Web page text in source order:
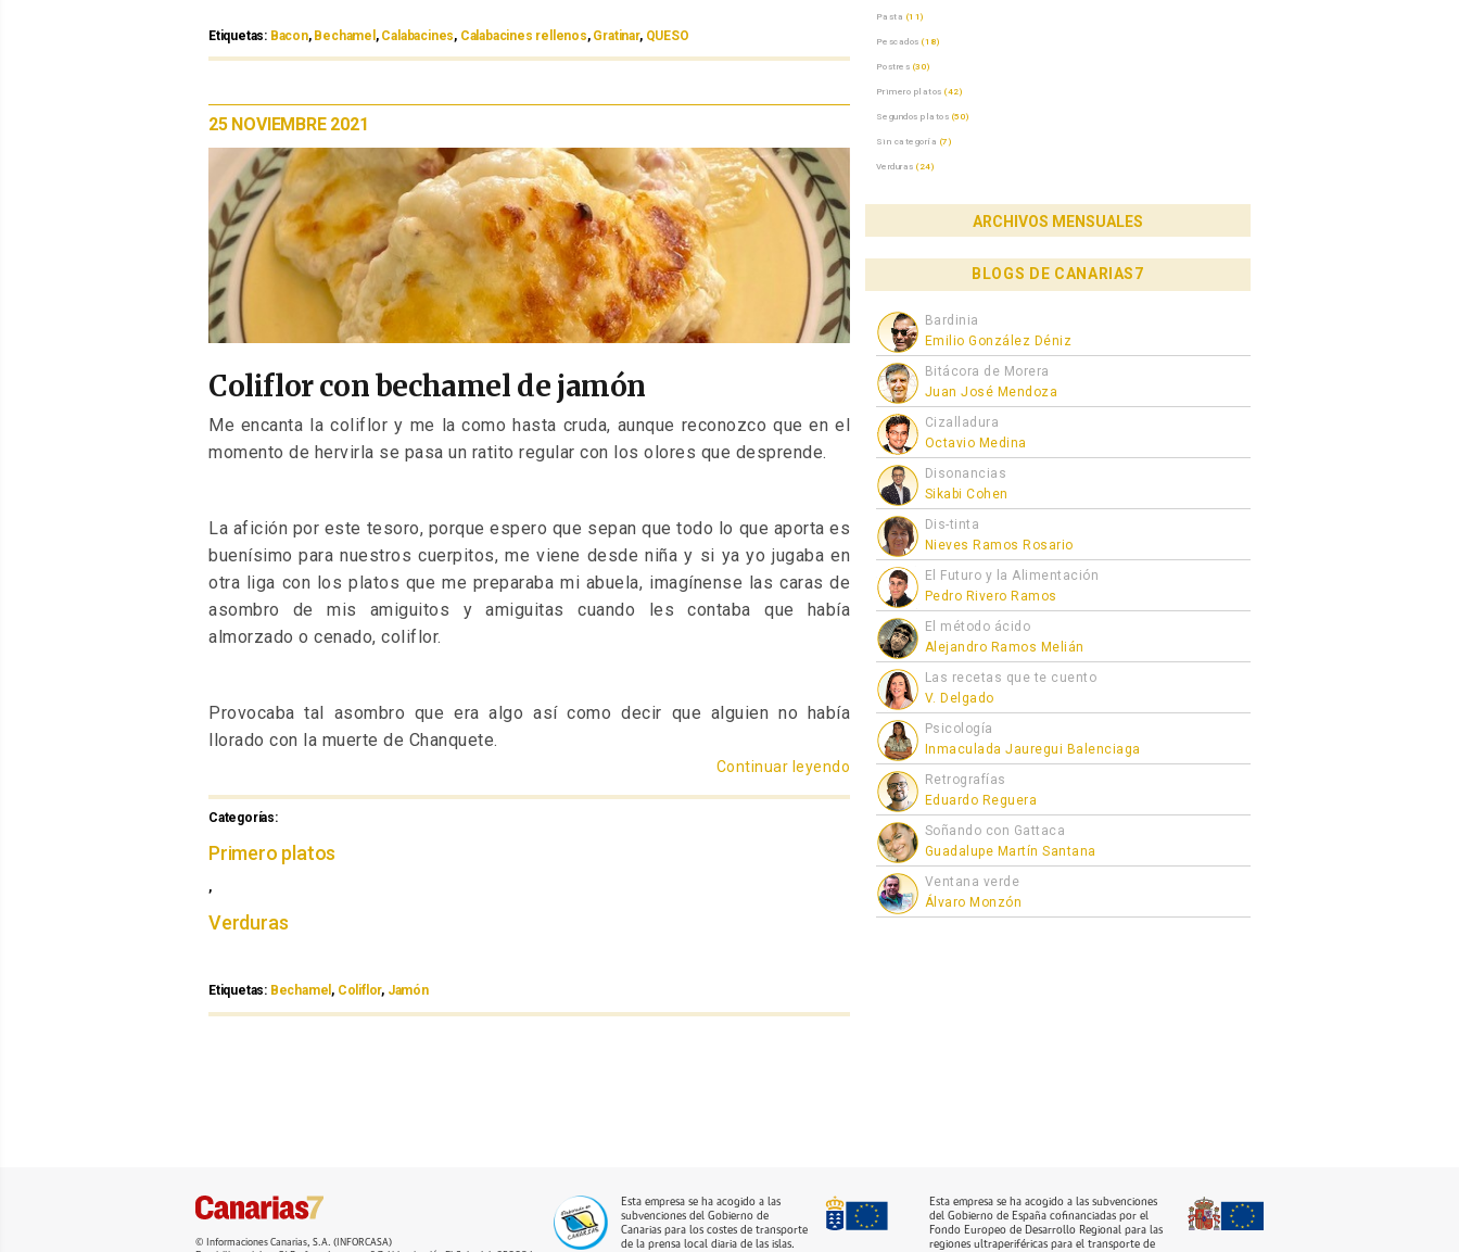
Etiquetas: Etiquetas
Bacon, Bechamel , Calabacines, Calabacines rellenos, Gratinar, QUESO
PUBLICADO
EL
25 NOVIEMBRE 2021
Coliflor con bechamel de jamón
Me encanta la coliflor y me la como hasta cruda, aunque reconozco que en el
momento de hervirla se pasa un ratito regular con los olores que desprende.
La afición por este tesoro, porque espero que sepan que todo lo que aporta es
buenísimo para nuestros cuerpitos, me viene desde niña y si ya yo jugaba en
otra liga con los platos que me preparaba mi abuela, imagínense las caras de
asombro de mis amiguitos y amiguitas cuando les contaba que había
almorzado o cenado, coliflor.
Provocaba tal asombro que era algo así como decir que alguien no había
llorado con la muerte de Chanquete.
Continuar leyendo «Coliflor con bechamel de jamón»
Categorías:Categorías
Primero platos
,
Verduras
Etiquetas: Etiquetas
Bechamel , Coliflor, Jamón
Pasta (11)
Pescados (18)
Postres (30)
Primero platos (42)
Segundos platos (50)
Sin categoría (7)
Verduras (24)
ARCHIVOS MENSUALES
BLOGS DE CANARIAS7
Bardinia
Emilio González Déniz
Bitácora de Morera
Juan José Mendoza
Cizalladura
Octavio Medina
Disonancias
Sikabi Cohen
Dis-tinta
Nieves Ramos Rosario
El Futuro y la Alimentación
Pedro Rivero Ramos
El método ácido
Alejandro Ramos Melián
Las recetas que te cuento
V. Delgado
Psicología
Inmaculada Jauregui Balenciaga
Retrografías
Eduardo Reguera
Soñando con Gattaca
Guadalupe Martín Santana
Ventana verde
Álvaro Monzón
© Informaciones Canarias, S.A. (INFORCASA)
Esta empresa se ha acogido a las
subvenciones del Gobierno de
Canarias para los costes de transporte
de la prensa local diaria de las islas.
Esta empresa se ha acogido a las subvenciones
del Gobierno de España cofinanciadas por el
Fondo Europeo de Desarrollo Regional para las
regiones ultraperiféricas para el transporte de